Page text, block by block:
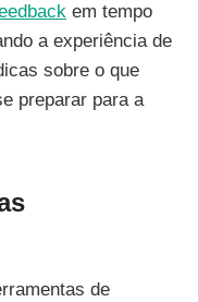
em tempo
a experiência de
sobre o que
preparar para a
de